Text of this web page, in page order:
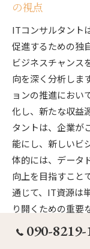
の視点
ITコンサルタント
促進するための独
ビジネスチャンス
向を深く分析しま
ョンの推進におい
化し、新たな収益
タントは、企業が
能にし、新しいビ
体的には、データ
向上を目指すこと
通じて、IT資源は
り開くための重要
ビジネスの次
090-